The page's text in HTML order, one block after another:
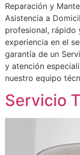
Reparación y
Asistencia a
profesional, rápido
experiencia en el
garantía de un
y atención
nuestro equipo
Servicio